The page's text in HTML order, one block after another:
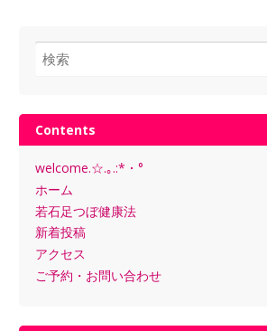
検
索:
Contents
welcome.☆.｡.:*・°
ホーム
若石足つぼ健康法
新着投稿
アクセス
ご予約・お問い合わせ